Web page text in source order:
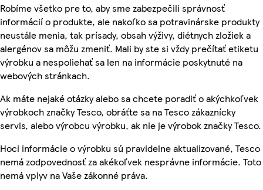
Robíme všetko pre to, aby sme zabezpečili správnosť
informácií o produkte, ale nakoľko sa potravinárske produkty
neustále menia, tak prísady, obsah výživy, diétnych zložiek a
alergénov sa môžu zmeniť. Mali by ste si vždy prečítať etiketu
výrobku a nespoliehať sa len na informácie poskytnuté na
webových stránkach.
Ak máte nejaké otázky alebo sa chcete poradiť o akýchkoľvek
výrobkoch značky Tesco, obráťte sa na Tesco zákaznícky
servis, alebo výrobcu výrobku, ak nie je výrobok značky Tesco.
Hoci informácie o výrobku sú pravidelne aktualizované, Tesco
nemá zodpovednosť za akékoľvek nesprávne informácie. Toto
nemá vplyv na Vaše zákonné práva.